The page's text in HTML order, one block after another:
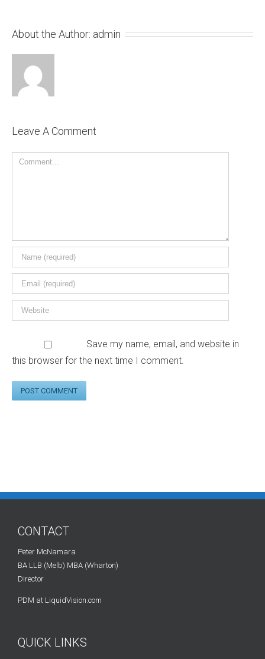
About the Author: admin
Leave A Comment
Save my name, email, and website in
this browser for the next time I comment.
CONTACT
Peter McNamara
BA LLB (Melb) MBA (Wharton)
Director
PDM at LiquidVision.com
QUICK LINKS